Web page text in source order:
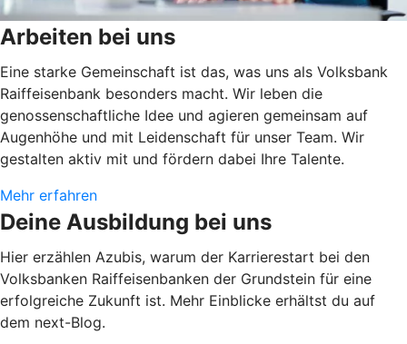
Arbeiten bei uns
Eine starke Gemeinschaft ist das, was uns als Volksbank
Raiffeisenbank besonders macht. Wir leben die
genossenschaftliche Idee und agieren gemeinsam auf
Augenhöhe und mit Leidenschaft für unser Team. Wir
gestalten aktiv mit und fördern dabei Ihre Talente.
Mehr erfahren
Deine Ausbildung bei uns
Hier erzählen Azubis, warum der Karrierestart bei den
Volksbanken Raiffeisenbanken der Grundstein für eine
erfolgreiche Zukunft ist. Mehr Einblicke erhältst du auf
dem next-Blog.